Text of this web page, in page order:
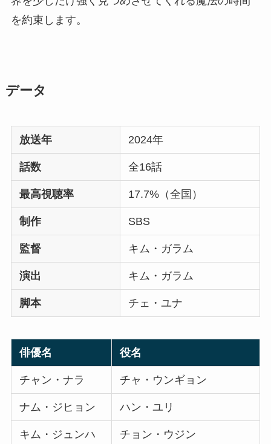
を約束します。
データ
放送年 2024年
話数 全16話
最高視聴率 17.7%（全国）
制作 SBS
監督 キム・ガラム
演出 キム・ガラム
脚本 チェ・ユナ
俳優名 役名
チャン・ナラ チャ・ウンギョン
ナム・ジヒョン ハン・ユリ
キム・ジュンハ
チョン・ウジン